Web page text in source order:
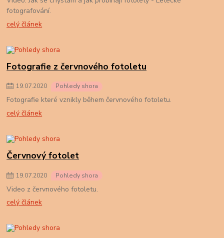
fotografování.
celý článek
Fotografie z červnového fotoletu
19.07.2020 Pohledy shora
Fotografie které vznikly během červnového fotoletu.
celý článek
Červnový fotolet
19.07.2020 Pohledy shora
Video z červnového fotoletu.
celý článek